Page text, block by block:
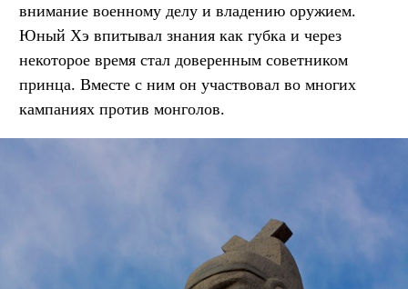
внимание военному делу и владению оружием.
Юный Хэ впитывал знания как губка и через
некоторое время стал доверенным советником
принца. Вместе с ним он участвовал во многих
кампаниях против монголов.